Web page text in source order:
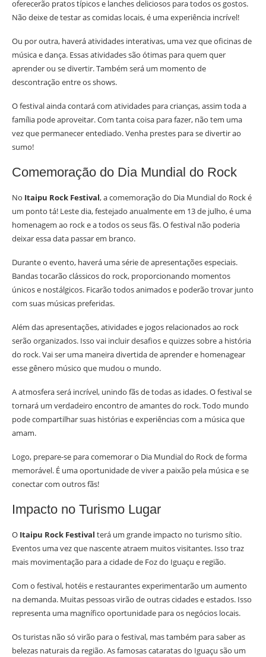
oferecerão pratos típicos e lanches deliciosos para todos os gostos.
Não deixe de testar as comidas locais, é uma experiência incrível!
Ou por outra, haverá atividades interativas, uma vez que oficinas de
música e dança. Essas atividades são ótimas para quem quer
aprender ou se divertir. Também será um momento de
descontração entre os shows.
O festival ainda contará com atividades para crianças, assim toda a
família pode aproveitar. Com tanta coisa para fazer, não tem uma
vez que permanecer entediado. Venha prestes para se divertir ao
sumo!
Comemoração do Dia Mundial do Rock
No Itaipu Rock Festival, a comemoração do Dia Mundial do Rock é
um ponto tá! Leste dia, festejado anualmente em 13 de julho, é uma
homenagem ao rock e a todos os seus fãs. O festival não poderia
deixar essa data passar em branco.
Durante o evento, haverá uma série de apresentações especiais.
Bandas tocarão clássicos do rock, proporcionando momentos
únicos e nostálgicos. Ficarão todos animados e poderão trovar junto
com suas músicas preferidas.
Além das apresentações, atividades e jogos relacionados ao rock
serão organizados. Isso vai incluir desafios e quizzes sobre a história
do rock. Vai ser uma maneira divertida de aprender e homenagear
esse gênero músico que mudou o mundo.
A atmosfera será incrível, unindo fãs de todas as idades. O festival se
tornará um verdadeiro encontro de amantes do rock. Todo mundo
pode compartilhar suas histórias e experiências com a música que
amam.
Logo, prepare-se para comemorar o Dia Mundial do Rock de forma
memorável. É uma oportunidade de viver a paixão pela música e se
conectar com outros fãs!
Impacto no Turismo Lugar
O Itaipu Rock Festival terá um grande impacto no turismo sítio.
Eventos uma vez que nascente atraem muitos visitantes. Isso traz
mais movimentação para a cidade de Foz do Iguaçu e região.
Com o festival, hotéis e restaurantes experimentarão um aumento
na demanda. Muitas pessoas virão de outras cidades e estados. Isso
representa uma magnífico oportunidade para os negócios locais.
Os turistas não só virão para o festival, mas também para saber as
belezas naturais da região. As famosas cataratas do Iguaçu são um